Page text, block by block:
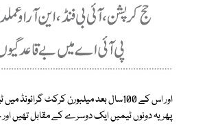
اور اس کے 100سال بعد میلبورن
پھر یہ دونوں ٹیمیں ایک دوسرے کے مقابل تھیں اور حیران کن